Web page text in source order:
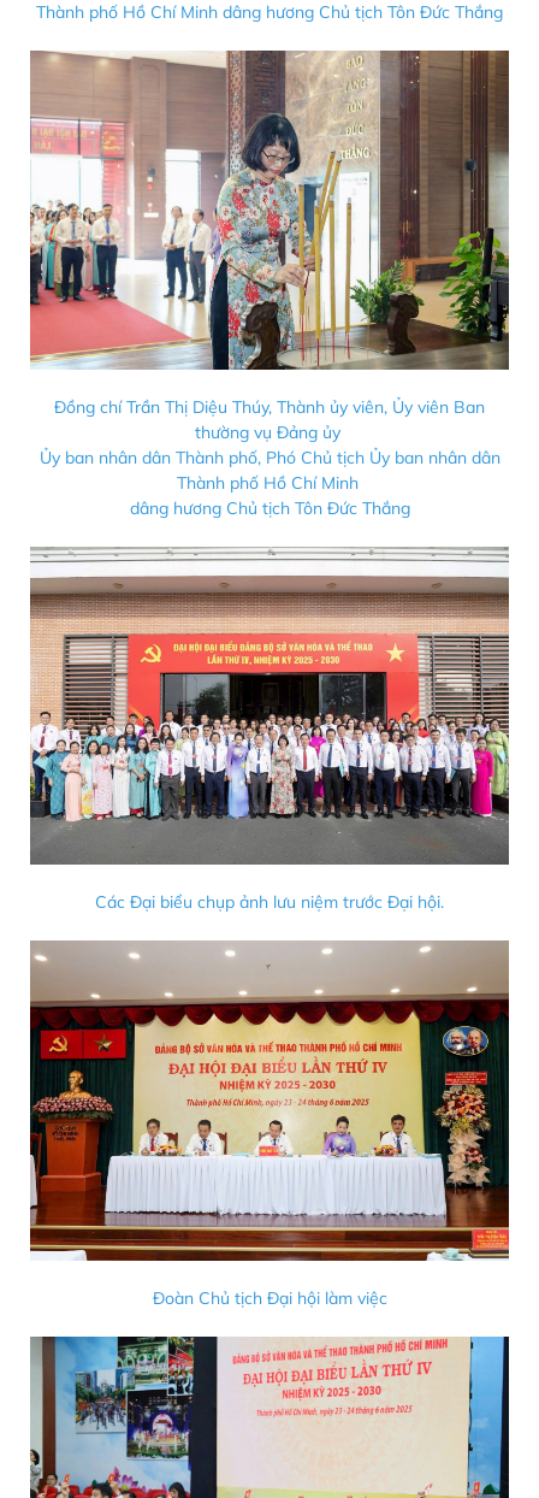
Thành phố Hồ Chí Minh dâng hương Chủ tịch Tôn Đức Thắng
Đồng chí Trần Thị Diệu Thúy, Thành ủy viên, Ủy viên Ban
thường vụ Đảng ủy
Ủy ban nhân dân Thành phố, Phó Chủ tịch Ủy ban nhân dân
Thành phố Hồ Chí Minh
dâng hương Chủ tịch Tôn Đức Thắng
Các Đại biểu chụp ảnh lưu niệm trước Đại hội.
Đoàn Chủ tịch Đại hội làm việc